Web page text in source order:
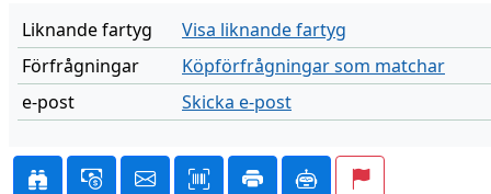
Liknande fartyg
Visa liknande fartyg
Förfrågningar
Köpförfrågningar som matchar
e-post
Skicka e-post